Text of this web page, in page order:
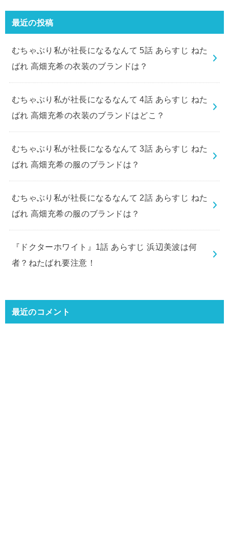
最近の投稿
むちゃぶり私が社長になるなんて 5話 あらすじ ねた
ばれ 高畑充希の衣装のブランドは？
むちゃぶり私が社長になるなんて 4話 あらすじ ねた
ばれ 高畑充希の衣装のブランドはどこ？
むちゃぶり私が社長になるなんて 3話 あらすじ ねた
ばれ 高畑充希の服のブランドは？
むちゃぶり私が社長になるなんて 2話 あらすじ ねた
ばれ 高畑充希の服のブランドは？
『ドクターホワイト』1話 あらすじ 浜辺美波は何
者？ねたばれ要注意！
最近のコメント